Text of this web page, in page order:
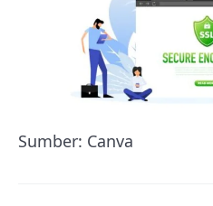
Sumber: Canva